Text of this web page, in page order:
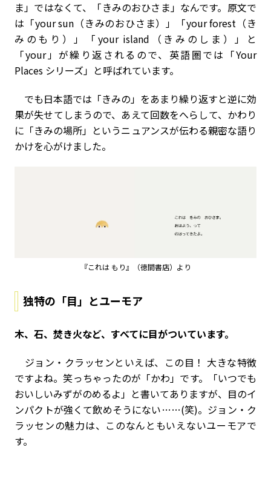
ま」ではなくて、「きみのおひさま」なんです。原文で
は「your sun（きみのおひさま）」「your forest（き
みのもり）」「your island（きみのしま）」と
「your」が繰り返されるので、英語圏では「Your
Places シリーズ」と呼ばれています。
でも日本語では「きみの」をあまり繰り返すと逆に効
果が失せてしまうので、あえて回数をへらして、かわり
に「きみの場所」というニュアンスが伝わる親密な語り
かけを心がけました。
『これは もり』（徳間書店）より
独特の「目」とユーモア
――木、石、焚き火など、すべてに目がついています。
ジョン・クラッセンといえば、この目！ 大きな特徴
ですよね。笑っちゃったのが「かわ」です。「いつでも
おいしいみずがのめるよ」と書いてありますが、目のイ
ンパクトが強くて飲めそうにない……(笑)。ジョン・ク
ラッセンの魅力は、このなんともいえないユーモアで
す。